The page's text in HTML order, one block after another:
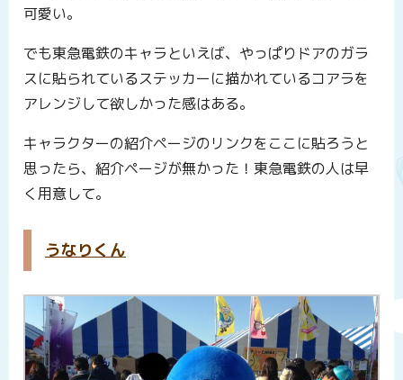
可愛い。
でも東急電鉄のキャラといえば、やっぱりドアのガラ
スに貼られているステッカーに描かれているコアラを
アレンジして欲しかった感はある。
キャラクターの紹介ページのリンクをここに貼ろうと
思ったら、紹介ページが無かった！東急電鉄の人は早
く用意して。
うなりくん